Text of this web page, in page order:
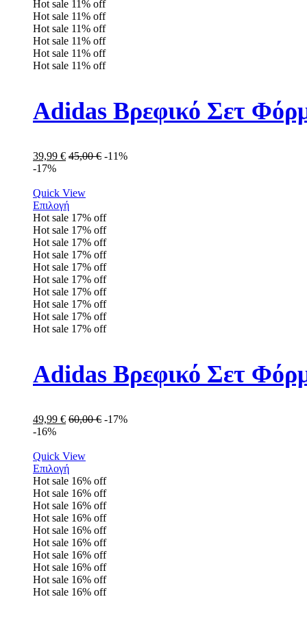
Hot sale 11% off
Hot sale 11% off
Hot sale 11% off
Hot sale 11% off
Hot sale 11% off
Hot sale 11% off
Adidas Βρεφικό Σετ
39,99 € 45,00€ -11%
-17%
Quick View
Επιλογή
Hot sale 17% off
Hot sale 17% off
Hot sale 17% off
Hot sale 17% off
Hot sale 17% off
Hot sale 17% off
Hot sale 17% off
Hot sale 17% off
Hot sale 17% off
Hot sale 17% off
Adidas Βρεφικό Σετ
49,99 € 60,00€ -17%
-16%
Quick View
Επιλογή
Hot sale 16% off
Hot sale 16% off
Hot sale 16% off
Hot sale 16% off
Hot sale 16% off
Hot sale 16% off
Hot sale 16% off
Hot sale 16% off
Hot sale 16% off
Hot sale 16% off